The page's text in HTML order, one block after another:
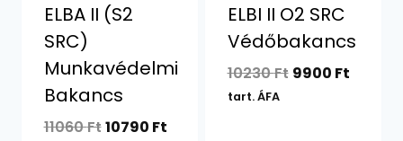
ELBA II (S2
SRC)
Munkavédelmi
Bakancs
11060FtOriginal
10790 FtCurrent
ELBI II O2 SRC
Védőbakancs
10230Ft Original
9900 Ft
tart. ÁFA